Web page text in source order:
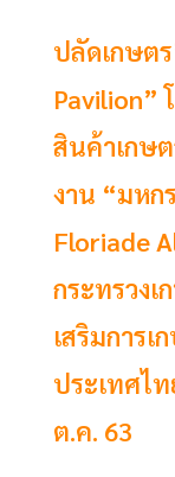
ปลัดเกษต
Pavilion”
สินค้าเกษ
งาน “มหก
Floriade
กระทรวง
เสริมการ
ประเทศไ
ต.ค. 63